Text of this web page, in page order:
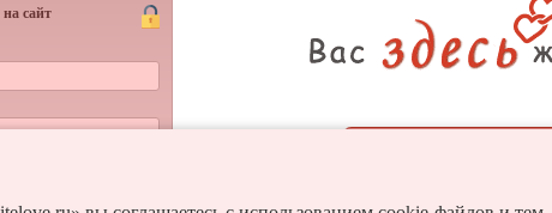
сайт